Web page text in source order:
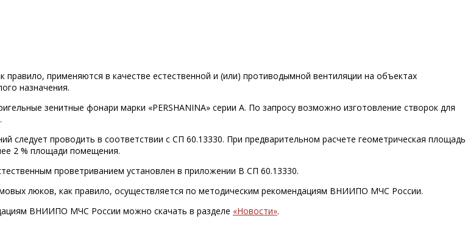
правило, применяются в качестве естественной и (или) противодымной вентиляции на объектах
назначения.
зенитные фонари марки «PERSHANINA» серии A. По запросу возможно изготовление створок для
следует проводить в соответствии с СП 60.13330. При предварительном расчете геометрическая площадь
2 % площади помещения.
проветриванием установлен в приложении В СП 60.13330.
люков, как правило, осуществляется по методическим рекомендациям ВНИИПО МЧС России.
ВНИИПО МЧС России можно скачать в разделе «Новости».